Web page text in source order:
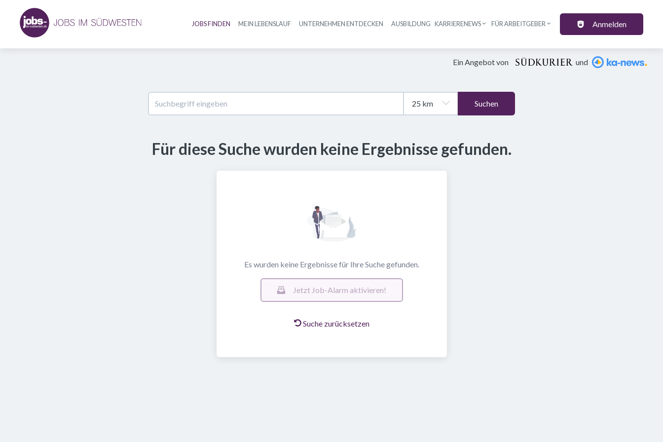
Haupt-Navigation
JOBS FINDEN MEIN LEBENSLAUF UNTERNEHMEN ENTDECKEN AUSBILDUNG KARRIERENEWS FÜR ARBEITGEBER Anmelden
Ein Angebot von und
Suchen
Für diese Suche wurden keine Ergebnisse gefunden.
Es wurden keine Ergebnisse für Ihre Suche gefunden.
Jetzt Job-Alarm aktivieren!
Suche zurücksetzen